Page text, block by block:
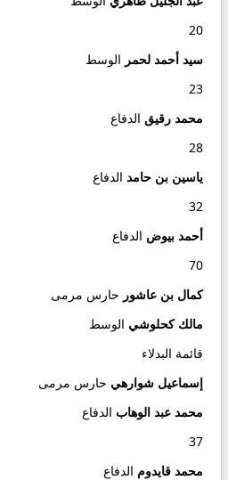
20
سيد أحمد لحمر الوسط
23
محمد رقيق الدفاع
28
ياسين بن حامد الدفاع
32
أحمد بيوض الدفاع
70
كمال بن عاشور حارس مرمى
مالك كحلوشي الوسط
قائمة البدلاء
إسماعيل شوارهي حارس مرمى
محمد عبد الوهاب الدفاع
37
محمد قايدوم الدفاع